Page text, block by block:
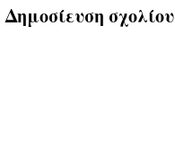
Δημοσίευση σχολίου